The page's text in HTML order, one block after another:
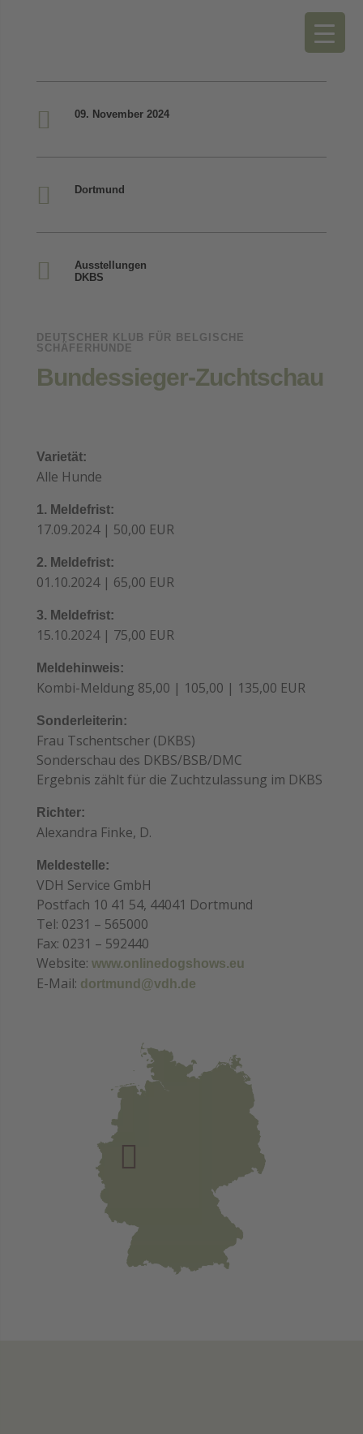
 09. November 2024
 Dortmund

Ausstellungen
DKBS
DEUTSCHER KLUB FÜR BELGISCHE
SCHÄFERHUNDE
Bundessieger-Zuchtschau
Varietät:
Alle Hunde
1. Meldefrist:
17.09.2024 | 50,00 EUR
2. Meldefrist:
01.10.2024 | 65,00 EUR
3. Meldefrist:
15.10.2024 | 75,00 EUR
Meldehinweis:
Kombi-Meldung 85,00 | 105,00 | 135,00 EUR
Sonderleiterin:
Frau Tschentscher (DKBS)
Sonderschau des DKBS/BSB/DMC
Ergebnis zählt für die Zuchtzulassung im DKBS
Richter:
Alexandra Finke, D.
Meldestelle:
VDH Service GmbH
Postfach 10 41 54, 44041 Dortmund
Tel: 0231 – 565000
Fax: 0231 – 592440
Website: www.onlinedogshows.eu
E-Mail: dortmund@vdh.de
